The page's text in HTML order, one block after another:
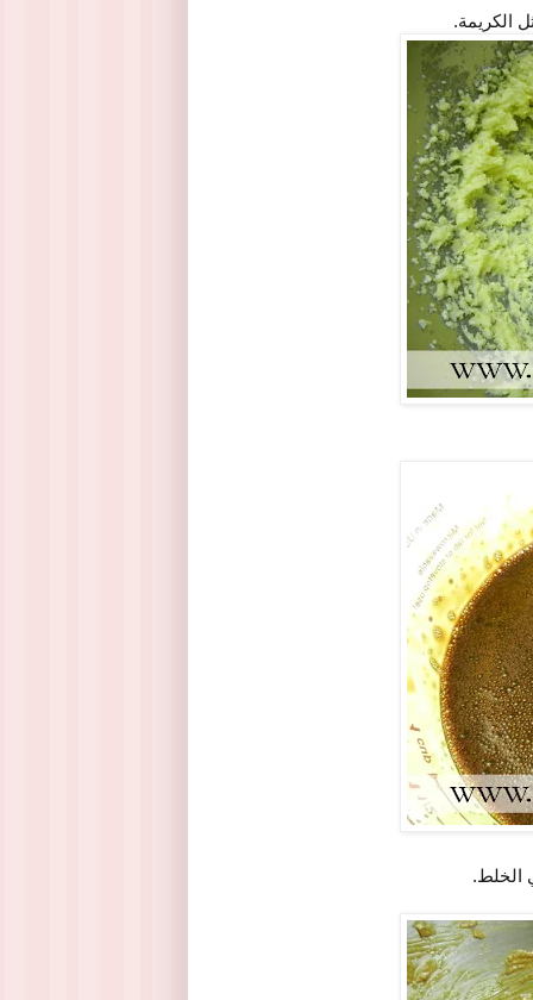
الكريمة.
الخلط.